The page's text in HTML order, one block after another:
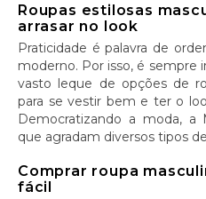
Roupas estilosas
arrasar no look
Praticidade é palavra de
moderno. Por isso, é
vasto leque de opções de
para se vestir bem e ter o
Democratizando a moda, a
que agradam diversos tipos
Comprar roupa
fácil